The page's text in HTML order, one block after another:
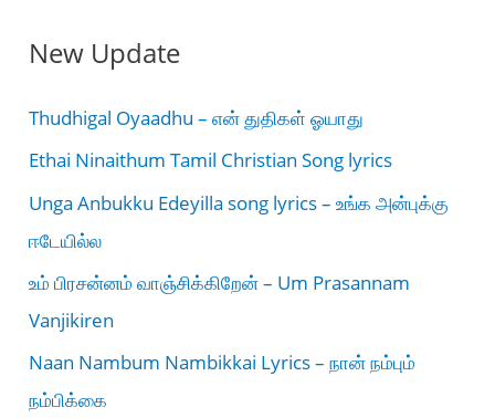
New Update
Thudhigal Oyaadhu – என் துதிகள் ஓயாது
Ethai Ninaithum Tamil Christian Song lyrics
Unga Anbukku Edeyilla song lyrics – உங்க அன்புக்கு
ஈடேயில்ல
உம் பிரசன்னம் வாஞ்சிக்கிறேன் – Um Prasannam
Vanjikiren
Naan Nambum Nambikkai Lyrics – நான் நம்பும்
நம்பிக்கை